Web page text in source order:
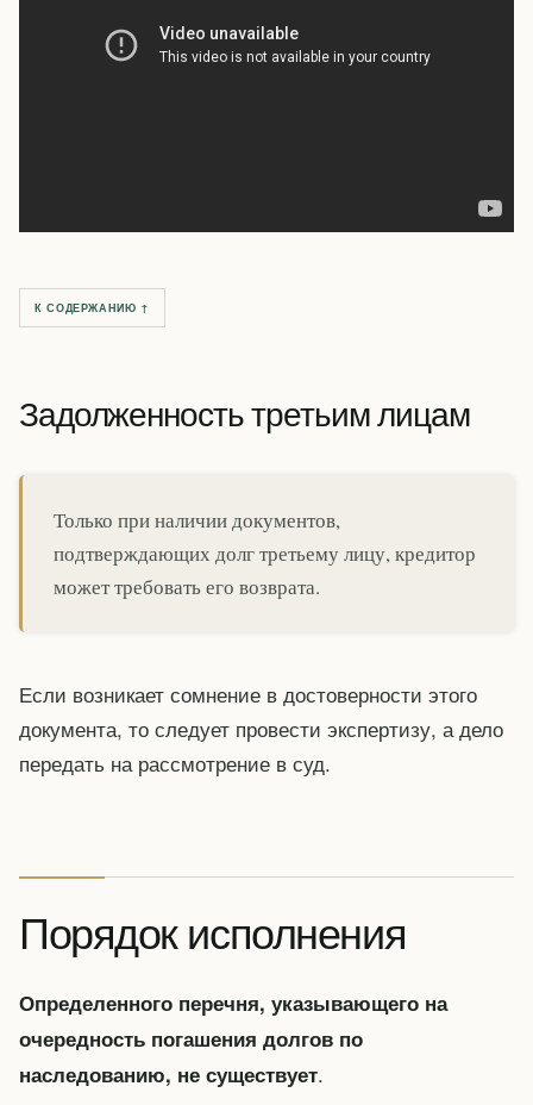
К СОДЕРЖАНИЮ ↑
Задолженность третьим лицам
Только при наличии документов,
подтверждающих долг третьему лицу, кредитор
может требовать его возврата.
Если возникает сомнение в достоверности этого
документа, то следует провести экспертизу, а дело
передать на рассмотрение в суд.
Порядок исполнения
Определенного перечня, указывающего на
очередность погашения долгов по
наследованию, не существует.